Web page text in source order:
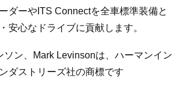
ダーやITS Connectを全車標準装備と
安心なドライブに貢献します。
ン、Mark Levinsonは、ハーマンイン
ダストリーズ社の商標です